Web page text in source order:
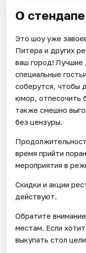
О стендапе
Это шоу уже
Питера и других
ваш город! Лучшие
специальные
соберутся, чтобы
юмор, отпесочить
также смешно
без цензуры.
время прийти
мероприятия в
Скидки и акции
действуют.
Обратите
местам. Если
выкупать стол